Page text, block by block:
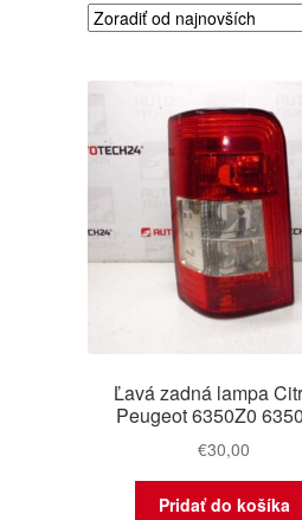
Ľavá zadná lampa
Peugeot 6350Z0
€30,00
Pridať do košíka